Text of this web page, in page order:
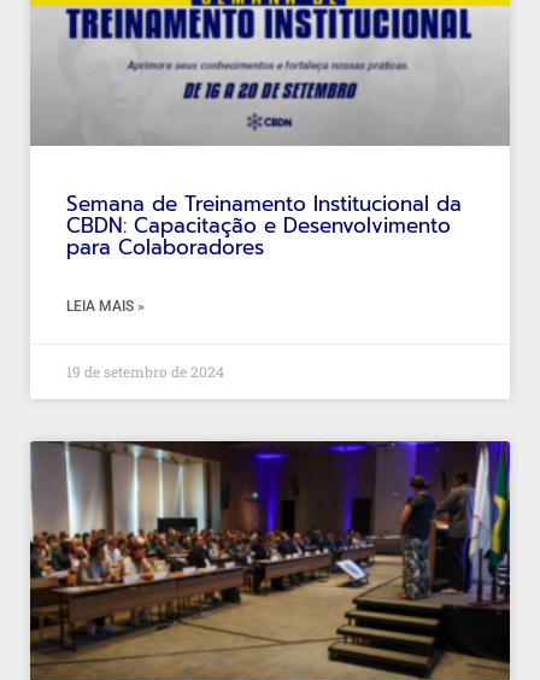
Semana de Treinamento Institucional da
CBDN: Capacitação e Desenvolvimento
para Colaboradores
LEIA MAIS »
19 de setembro de 2024